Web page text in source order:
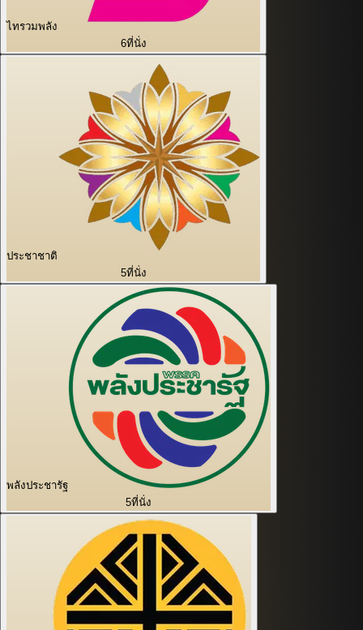
ไทรวมพลัง
6ที่นั่ง
ประชาชาติ
5ที่นั่ง
พลังประชารัฐ
5ที่นั่ง